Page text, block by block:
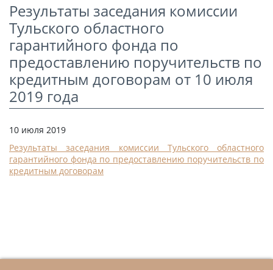
СТАТЬИ
КАЛЬКУЛЯТОР
ДОКУМЕНТЫ
КОНТАКТЫ
Результаты заседания комиссии
Тульского областного
гарантийного фонда по
предоставлению поручительств по
кредитным договорам от 10 июля
2019 года
10 июля 2019
Результаты заседания комиссии Тульского областного
гарантийного фонда по предоставлению поручительств по
кредитным договорам